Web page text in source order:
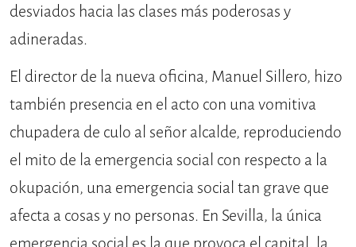
desviados hacia las clases más poderosas y
adineradas.
El director de la nueva oficina, Manuel Sillero, hizo
también presencia en el acto con una vomitiva
chupadera de culo al señor alcalde, reproduciendo
el mito de la emergencia social con respecto a la
okupación, una emergencia social tan grave que
afecta a cosas y no personas. En Sevilla, la única